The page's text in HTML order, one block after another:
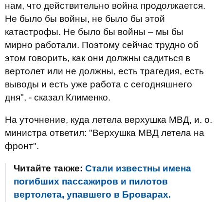
нам, что действительно война продолжается.
Не было бы войны, не было бы этой
катастрофы. Не было бы войны – мы бы
мирно работали. Поэтому сейчас трудно об
этом говорить, как они должны садиться в
вертолет или не должны, есть трагедия, есть
выводы и есть уже работа с сегодняшнего
дня", - сказал Клименко.
На уточнение, куда летела верхушка МВД, и. о.
министра ответил: "Верхушка МВД летела на
фронт".
Читайте также: Стали известны имена
погибших пассажиров и пилотов
вертолета, упавшего в Броварах.